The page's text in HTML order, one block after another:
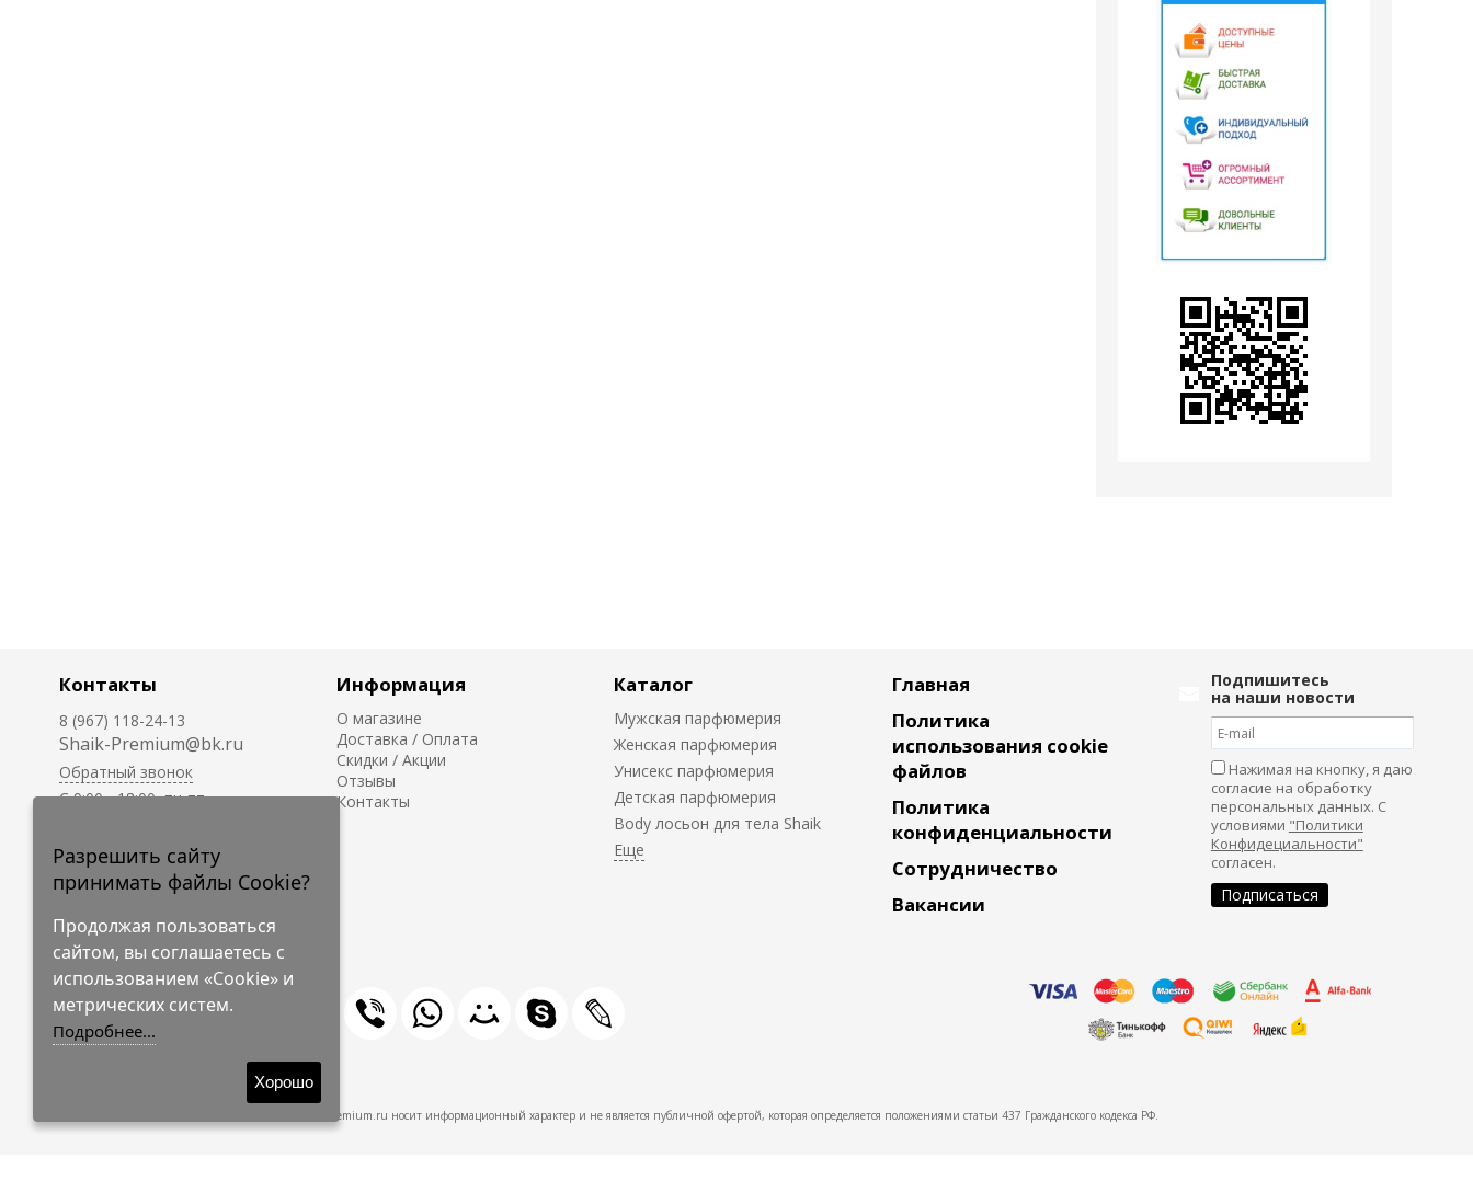
Контакты
8 (967) 118-24-13
Shaik-Premium@bk.ru
Обратный звонок
C 9:00 - 18:00, пн-пт
круглосуточно.
Информация
О магазине
Доставка / Оплата
Скидки / Акции
Отзывы
Контакты
Каталог
Мужская парфюмерия
Женская парфюмерия
Унисекс парфюмерия
Детская парфюмерия
Body лосьон для тела Shaik
Главная
Политика
использования cookie
файлов
Политика
конфиденциальности
Сотрудничество
Вакансии
Подпишитесь
на наши новости
Нажимая на кнопку, я даю
согласие на обработку
персональных данных. С
условиями "Политики
Конфидециальности"
согласен.
© 2009-2026 Shaik-Premium
Shaik-Premium.ru носит информационный характер и не является публичной офертой, которая определяется положениями статьи 437 Гражданского кодекса РФ.
Разрешить сайту
принимать файлы Cookie?
Продолжая пользоваться
сайтом, вы соглашаетесь с
использованием «Cookie» и
метрических систем.
Подробнее...
Хорошо